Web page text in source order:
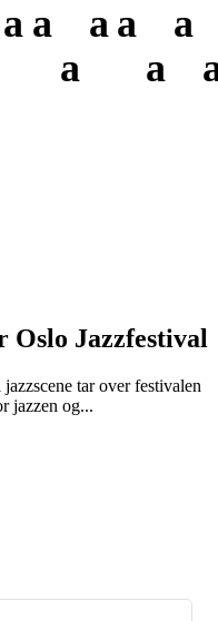
a
a
a a
a
a
Jazzfestival
tar over festivalen
jazzen og...